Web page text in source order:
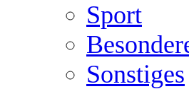
Sport
Sonstiges